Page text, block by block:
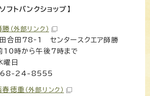
フトバンクショップ】
勝 （外部リンク）
合田78‐1 センタースクエア師勝
10時から午後7時まで
曜日
24-8555
春徳重 （外部リンク）